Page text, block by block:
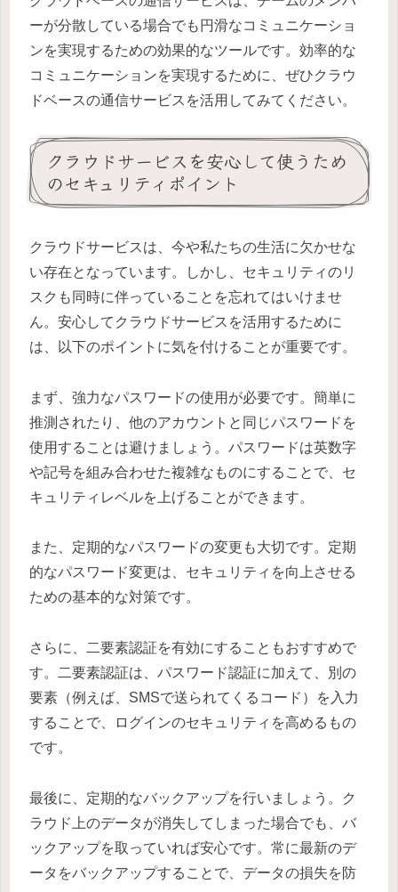
ーが分散している場合でも円滑なコミュニケーショ
ンを実現するための効果的なツールです。効率的な
コミュニケーションを実現するために、ぜひクラウ
ドベースの通信サービスを活用してみてください。
クラウドサービスを安心して使うため
のセキュリティポイント
クラウドサービスは、今や私たちの生活に欠かせな
い存在となっています。しかし、セキュリティのリ
スクも同時に伴っていることを忘れてはいけませ
ん。安心してクラウドサービスを活用するために
は、以下のポイントに気を付けることが重要です。
まず、強力なパスワードの使用が必要です。簡単に
推測されたり、他のアカウントと同じパスワードを
使用することは避けましょう。パスワードは英数字
や記号を組み合わせた複雑なものにすることで、セ
キュリティレベルを上げることができます。
また、定期的なパスワードの変更も大切です。定期
的なパスワード変更は、セキュリティを向上させる
ための基本的な対策です。
さらに、二要素認証を有効にすることもおすすめで
す。二要素認証は、パスワード認証に加えて、別の
要素（例えば、SMSで送られてくるコード）を入力
することで、ログインのセキュリティを高めるもの
です。
最後に、定期的なバックアップを行いましょう。ク
ラウド上のデータが消失してしまった場合でも、バ
ックアップを取っていれば安心です。常に最新のデ
ータをバックアップすることで、データの損失を防